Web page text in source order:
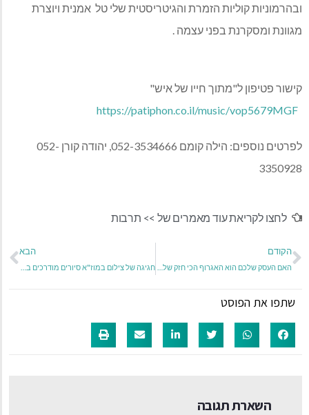
ובהרמוניות קוליות הזמרת והגיטריסטית שלי טל אמנית ויוצרת
מגוונת ומסקרנת בפני עצמה .
קישור פטיפון ל"מתוך חייו של איש"
https://patiphon.co.il/music/vop5679MGF
לפרטים נוספים: הילה קומם 052-3534666, יהודה קורן 052-
3350928
לחצו לקריאת עוד מאמרים של >> תרבות
הקודם הבא
שתפו את הפוסט
השארת תגובה